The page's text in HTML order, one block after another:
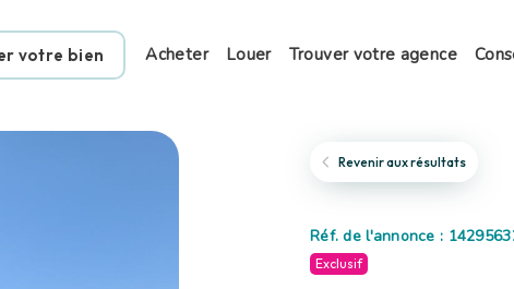
votre bien Acheter Louer Trouver votre agence
Revenir aux résultats
Réf. de l'annonce :
Exclusif